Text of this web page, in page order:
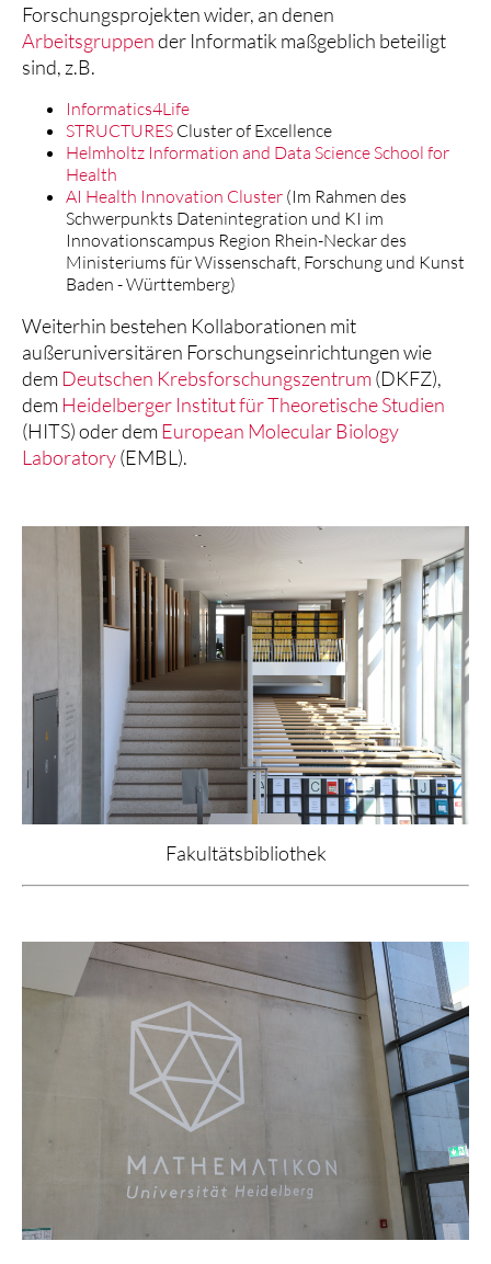
Forschungsprojekten wider, an denen
Arbeitsgruppender Informatik maßgeblich beteiligt
sind, z.B.
Informatics4Life
STRUCTURES Cluster of Excellence
Helmholtz Information and Data Science School for
Health
AI Health Innovation Cluster (Im Rahmen des
Schwerpunkts Datenintegration und KI im
Innovationscampus Region Rhein-Neckar des
Ministeriums für Wissenschaft, Forschung und Kunst
Baden - Württemberg)
Weiterhin bestehen Kollaborationen mit
außeruniversitären Forschungseinrichtungen wie
demDeutschen Krebsforschungszentrum(DKFZ),
demHeidelberger Institut für Theoretische Studien
(HITS) oder demEuropean Molecular Biology
Laboratory(EMBL).
Fakultätsbibliothek